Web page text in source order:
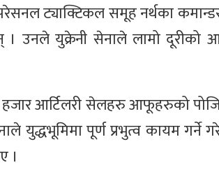
ट्याक्टिकल समूह नर्थका कमान्डर
उनले युक्रेनी सेनाले लामो दूरीको
हजार आर्टिलरी सेलहरु आफूहरुको
युद्धभूमिमा पूर्ण प्रभुत्व कायम गर्ने
।